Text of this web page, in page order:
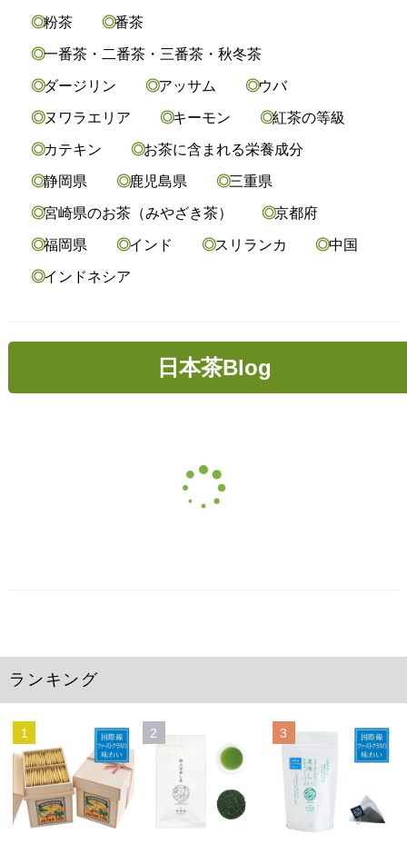
粉茶 番茶
一番茶・二番茶・三番茶・秋冬茶
ダージリン アッサム ウバ
ヌワラエリア キーモン 紅茶の等級
カテキン お茶に含まれる栄養成分
静岡県 鹿児島県 三重県
宮崎県のお茶（みやざき茶） 京都府
福岡県 インド スリランカ 中国
インドネシア
日本茶Blog
ランキング
1 2 3